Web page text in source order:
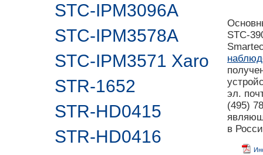
STC-IPM3096A
STC-IPM3578A
STC-IPM3571 Xaro
STR-1652
STR-HD0415
STR-HD0416
STC-
эл.
(495)
в